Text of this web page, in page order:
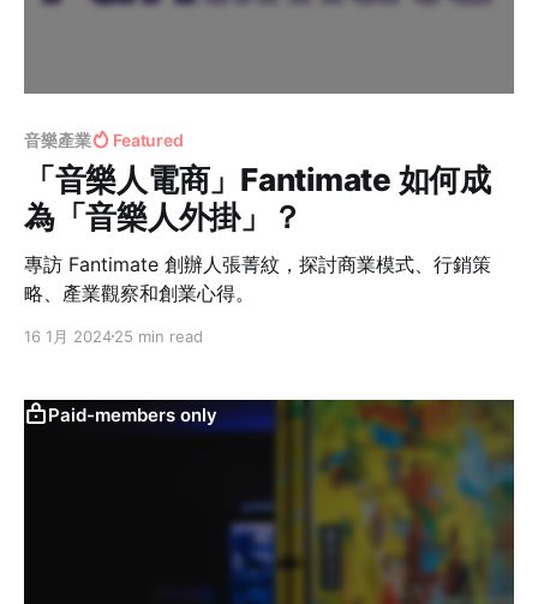
音樂產業 Featured
「音樂人電商」Fantimate 如何成
為「音樂人外掛」？
專訪 Fantimate 創辦人張菁紋，探討商業模式、行銷策
略、產業觀察和創業心得。
16 1月 202425 min read
Paid-members only